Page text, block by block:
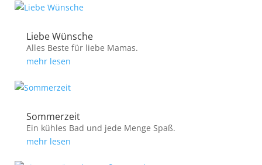
Liebe Wünsche
Alles Beste für liebe Mamas.
mehr lesen
Sommerzeit
Ein kühles Bad und jede Menge Spaß.
mehr lesen